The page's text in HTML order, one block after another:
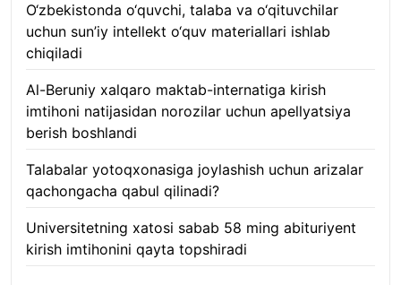
O‘zbekistonda o‘quvchi, talaba va o‘qituvchilar
uchun sun’iy intellekt o‘quv materiallari ishlab
chiqiladi
Al-Beruniy xalqaro maktab-internatiga kirish
imtihoni natijasidan norozilar uchun apellyatsiya
berish boshlandi
Talabalar yotoqxonasiga joylashish uchun arizalar
qachongacha qabul qilinadi?
Universitetning xatosi sabab 58 ming abituriyent
kirish imtihonini qayta topshiradi